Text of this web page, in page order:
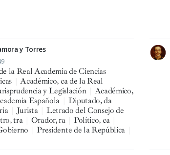
y Torres
la Real Academia de Ciencias
Académico, ca de la Real
y Legislación
Académico,
Española
Diputado, da
Jurista
Letrado del Consejo de
tra Orador, ra Político, ca
Presidente de la República